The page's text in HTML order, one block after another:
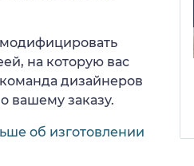
модифицировать
на которую вас
дизайнеров
вашему заказу.
об изготовлении